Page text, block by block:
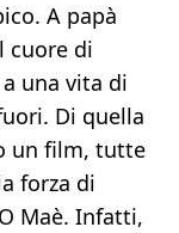
A papà
cuore di
una vita di
Di quella
un film, tutte
forza di
Maè. Infatti,